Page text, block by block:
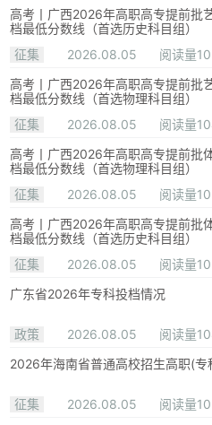
高考丨广西2026年高职高专提前批
档最低分数线（首选历史科目组）
征集
2026.08.05
阅读量
高考丨广西2026年高职高专提前批
档最低分数线（首选物理科目组）
征集
2026.08.05
阅读量
高考丨广西2026年高职高专提前批
档最低分数线（首选物理科目组）
征集
2026.08.05
阅读量
高考丨广西2026年高职高专提前批
档最低分数线（首选历史科目组）
征集
2026.08.05
阅读量
广东省2026年专科投档情况
政策 2026.08.05
阅读量
2026年海南省普通高校招生高职(
征集 2026.08.05
阅读量